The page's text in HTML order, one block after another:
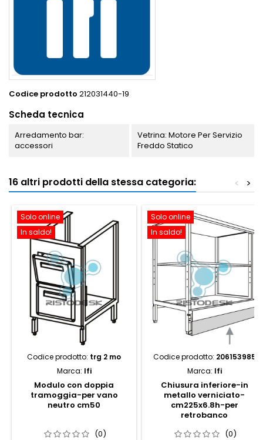
Codice prodotto 212031440-19
Scheda tecnica
Arredamento bar:
accessori
Vetrina: Motore Per Servizio
Freddo Statico
16 altri prodotti della stessa categoria: >
<
Solo online
In saldo!
Codice prodotto: trg 2 mo
Marca: Ifi
Modulo con doppia
tramoggia-per vano
neutro cm50
(0)
Solo online
In saldo!
Codice prodotto: 206153985
Marca: Ifi
Chiusura inferiore-in
metallo verniciato-
cm225x6.8h-per
retrobanco
(0)